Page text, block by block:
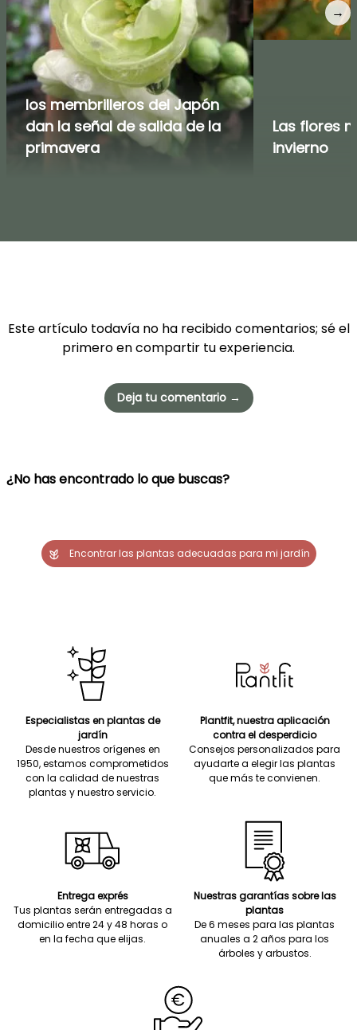
los membrilleros del Japón
dan la señal de salida de la
primavera
Las flores
invierno
→
Este artículo todavía no ha recibido comentarios; sé el
primero en compartir tu experiencia.
Deja tu comentario →
¿No has encontrado lo que buscas?
Encontrar las plantas adecuadas para mi jardín
Especialistas en plantas de
jardín
Desde nuestros orígenes en
1950, estamos comprometidos
con la calidad de nuestras
plantas y nuestro servicio.
Plantfit, nuestra aplicación
contra el desperdicio
Consejos personalizados para
ayudarte a elegir las plantas
que más te convienen.
Entrega exprés
Tus plantas serán entregadas a
domicilio entre 24 y 48 horas o
en la fecha que elijas.
Nuestras garantías sobre las
plantas
De 6 meses para las plantas
anuales a 2 años para los
árboles y arbustos.